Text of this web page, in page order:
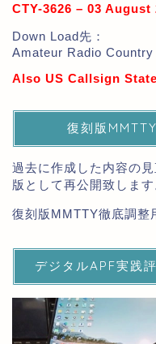
CTY-3626 – 03 August
Down Load先：
Amateur Radio Country
Also US Callsign
復刻版
過去に作成した内容の
版として再公開致します
復刻版MMTTY徹底調整
デジタルAPF実践